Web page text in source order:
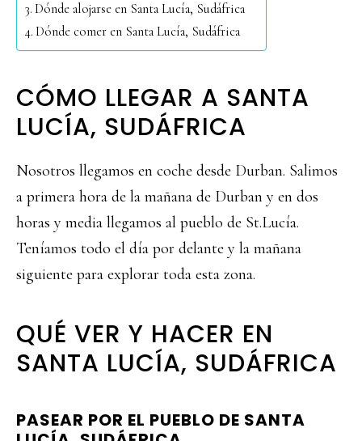
Dónde alojarse en Santa Lucía, Sudáfrica
Dónde comer en Santa Lucía, Sudáfrica
CÓMO LLEGAR A SANTA
LUCÍA, SUDÁFRICA
Nosotros llegamos en coche desde Durban. Salimos
a primera hora de la mañana de Durban y en dos
horas y media llegamos al pueblo de St.Lucía.
Teníamos todo el día por delante y la mañana
siguiente para explorar toda esta zona.
QUÉ VER Y HACER EN
SANTA LUCÍA, SUDÁFRICA
PASEAR POR EL PUEBLO DE SANTA